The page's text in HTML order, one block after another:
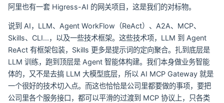
阿里也有一套 Higress-AI 的网关项目，这是我们的对标物。
说到 AI，LLM、Agent WorkFlow（ReAct）、A2A、MCP、
Skills、CLI...，以及一些技术框架。这些技术项，LLM 到 Agent
ReAct 有框架包装，Skills 更多是提示词的定向聚合。扎到底层是
LLM 训练，跑到顶层是 Agent 智能体构建。我们本身做业务智能
体的，又不是去搞 LLM 大模型底层，所以 AI MCP Gateway 就是
一个很好的技术切入点。而这也恰恰是公司里都要做的事项，要把
公司里各个服务接口，都可以平滑的过渡到 MCP 协议上，只各类